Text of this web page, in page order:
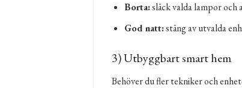
Borta:släck valda lampor och
God natt:stäng av utvalda
3) Utbyggbart smart hem
Behöver du fler tekniker och